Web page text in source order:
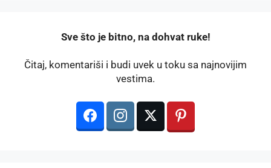
️Sve što je bitno, na dohvat ruke!
Čitaj, komentariši i budi uvek u toku sa najnovijim
vestima.